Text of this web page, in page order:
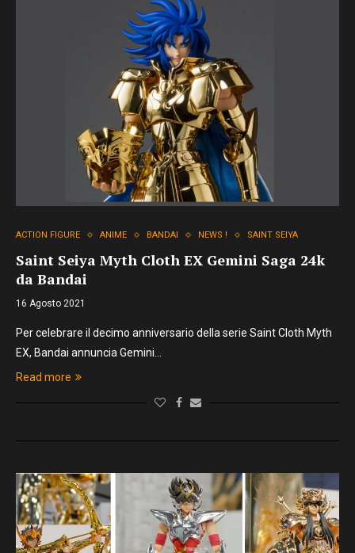
ACTION FIGURE ANIME BANDAI NEWS ! SAINT SEIYA
Saint Seiya Myth Cloth EX Gemini Saga 24k
da Bandai
16 Agosto 2021
Per celebrare il decimo anniversario della serie Saint Cloth Myth
EX, Bandai annuncia Gemini…
Read more